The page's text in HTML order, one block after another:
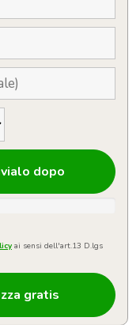
dopo
ai sensi dell'art.13 D.lgs